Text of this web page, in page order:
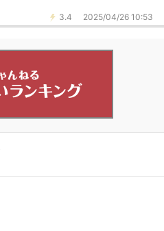
3.4 2025/04/26 10:53